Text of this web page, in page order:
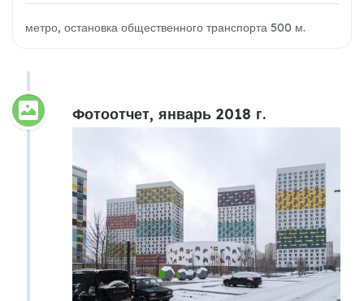
метро, остановка общественного транспорта 500 м.
Фотоотчет, январь 2018 г.